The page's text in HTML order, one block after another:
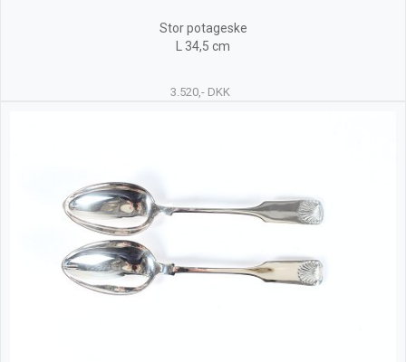
Stor potageske
L 34,5 cm
3.520,- DKK